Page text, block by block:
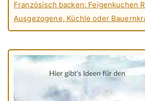
Französisch backen: Feigenkuchen
Ausgezogene, Küchle oder